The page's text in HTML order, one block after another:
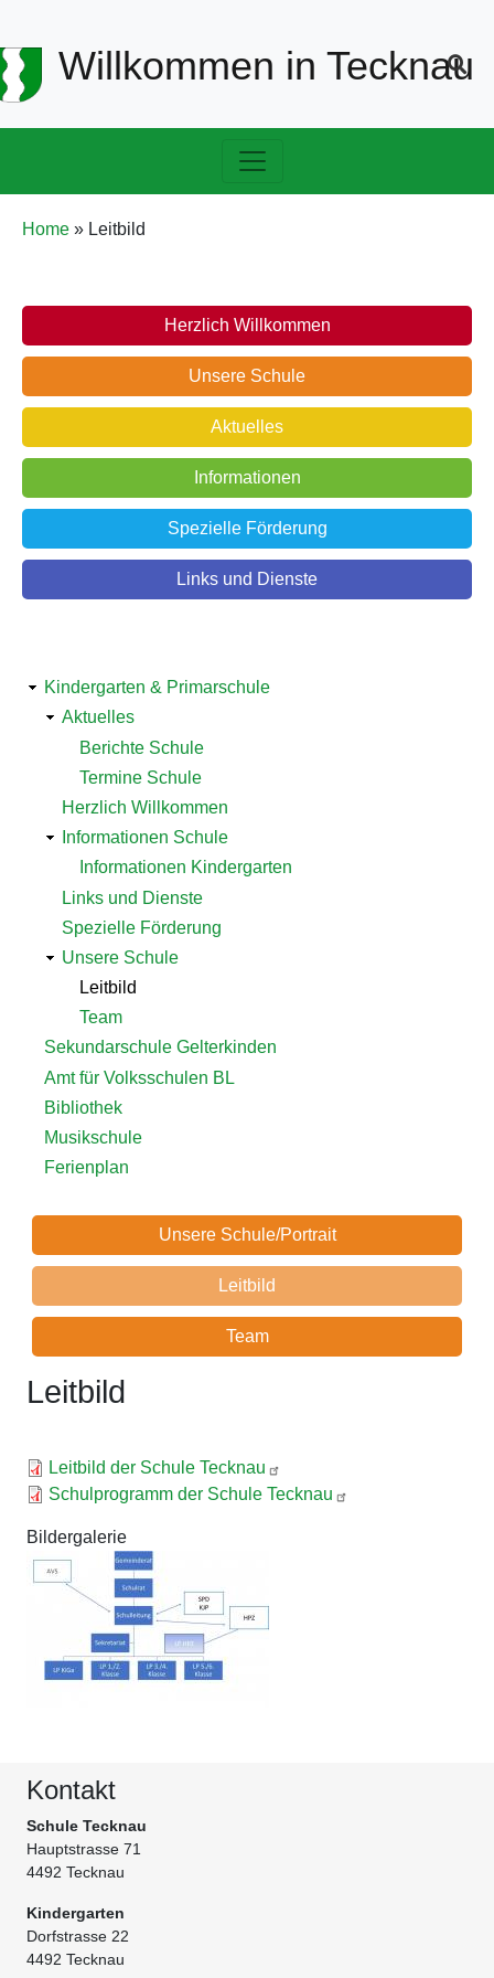
Navigation
Willkommen in Tecknau
Pfadnavigation
Home Leitbild
Schule Herzlich Willkommen
Unsere Schule
Aktuelles
Informationen
Spezielle Förderung
Links und Dienste
Detailnavigation
Bildung
Kindergarten & Primarschule
Aktuelles
Berichte Schule
Termine Schule
Herzlich Willkommen
Informationen Schule
Informationen Kindergarten
Links und Dienste
Spezielle Förderung
Unsere Schule
Leitbild
Team
Sekundarschule Gelterkinden
Amt für Volksschulen BL
Bibliothek
Musikschule
Ferienplan
Schule
Unsere
Schule
Unsere Schule/Portrait
Leitbild
Team
Leitbild
Leitbild der Schule Tecknau
Schulprogramm der Schule Tecknau
Bildergalerie
Kontakt
Schule Tecknau
Hauptstrasse 71
4492 Tecknau
Kindergarten
Dorfstrasse 22
4492 Tecknau